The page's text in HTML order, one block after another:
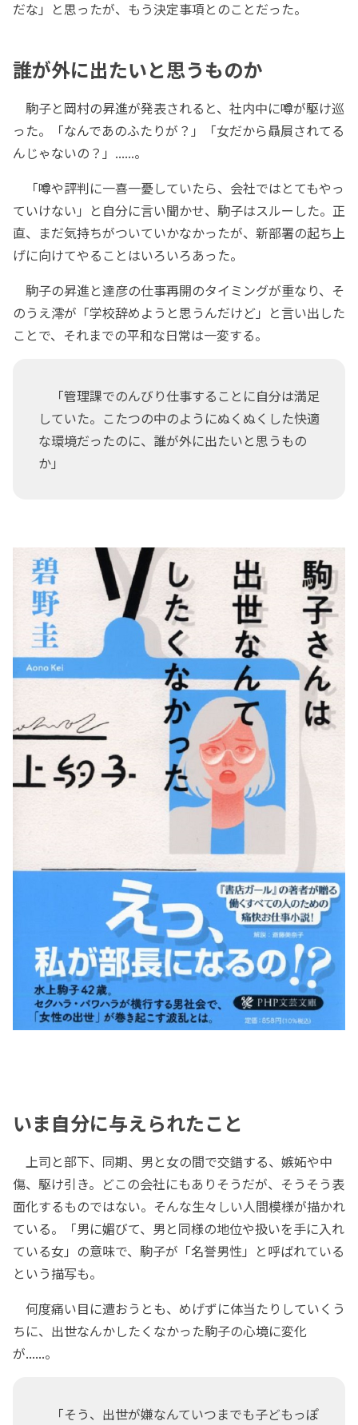
だな」と思ったが、もう決定事項とのことだった。
誰が外に出たいと思うものか
駒子と岡村の昇進が発表されると、社内中に噂が駆け巡
った。「なんであのふたりが？」「女だから贔屓されてる
んじゃないの？」......。
「噂や評判に一喜一憂していたら、会社ではとてもやっ
ていけない」と自分に言い聞かせ、駒子はスルーした。正
直、まだ気持ちがついていかなかったが、新部署の起ち上
げに向けてやることはいろいろあった。
駒子の昇進と達彦の仕事再開のタイミングが重なり、そ
のうえ澪が「学校辞めようと思うんだけど」と言い出した
ことで、それまでの平和な日常は一変する。
「管理課でのんびり仕事することに自分は満足
していた。こたつの中のようにぬくぬくした快適
な環境だったのに、誰が外に出たいと思うもの
か」
いま自分に与えられたこと
上司と部下、同期、男と女の間で交錯する、嫉妬や中
傷、駆け引き。どこの会社にもありそうだが、そうそう表
面化するものではない。そんな生々しい人間模様が描かれ
ている。「男に媚びて、男と同様の地位や扱いを手に入れ
ている女」の意味で、駒子が「名誉男性」と呼ばれている
という描写も。
何度痛い目に遭おうとも、めげずに体当たりしていくう
ちに、出世なんかしたくなかった駒子の心境に変化
が......。
「そう、出世が嫌なんていつまでも子どもっぽ